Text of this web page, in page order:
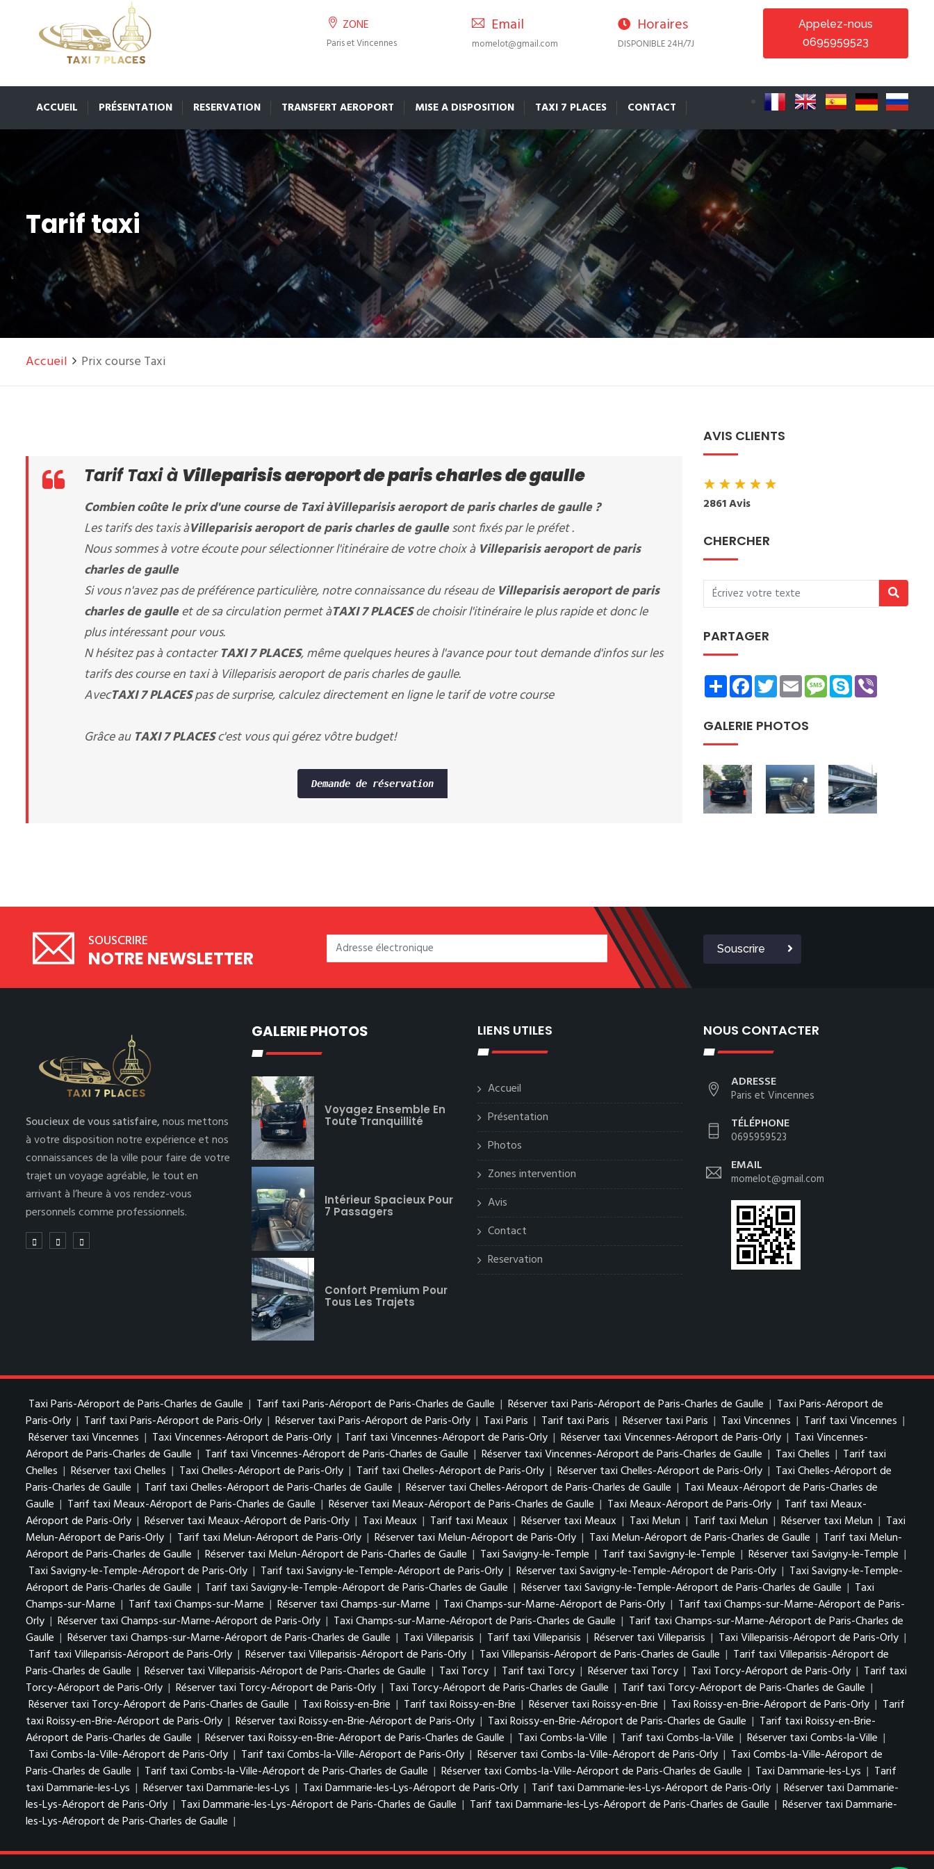
ZONE
Paris et Vincennes
Email
momelot@gmail.com
Horaires
DISPONIBLE 24H/7J
Appelez-nous
0695959523
ACCUEIL PRÉSENTATION RESERVATION TRANSFERT AEROPORT MISE A DISPOSITION TAXI 7 PLACES CONTACT
Tarif taxi
Accueil Prix course Taxi
Tarif Taxi à Villeparisis aeroport de paris charles de gaulle
Combien coûte le prix d'une course de Taxi àVilleparisis aeroport de paris charles de gaulle?
Les tarifs des taxis àVilleparisis aeroport de paris charles de gaullesont fixés par le préfet .
Nous sommes à votre écoute pour sélectionner l'itinéraire de votre choix à Villeparisis aeroport de paris
charles de gaulle
Si vous n'avez pas de préférence particulière, notre connaissance du réseau de Villeparisis aeroport de paris
charles de gaulleet de sa circulation permet àTAXI 7 PLACESde choisir l'itinéraire le plus rapide et donc le
plus intéressant pour vous.
N hésitez pas à contacterTAXI 7 PLACES, même quelques heures à l'avance pour tout demande d'infos sur les
tarifs des course en taxi à Villeparisis aeroport de paris charles de gaulle.
AvecTAXI 7 PLACESpas de surprise, calculez directement en ligne le tarif de votre course
Grâce au TAXI 7 PLACESc'est vous qui gérez vôtre budget!
Demande de réservation
AVIS CLIENTS
★★★★★
2861 Avis
CHERCHER
PARTAGER
ShareFacebookTwitterEmailMessage
Skype
GALERIE PHOTOS
SOUSCRIRE
NOTRE NEWSLETTER Souscrire
Soucieux de vous satisfaire,nous mettons
à votre disposition notre expérience et nos
connaissances de la ville pour faire de votre
trajet un voyage agréable, le tout en
arrivant à l’heure à vos rendez-vous
personnels comme professionnels.
GALERIE PHOTOS
Voyagez Ensemble En
Toute Tranquillité
Intérieur Spacieux Pour
7 Passagers
Confort Premium Pour
Tous Les Trajets
LIENS UTILES
Accueil
Présentation
Photos
Zones intervention
Avis
Contact
Reservation
NOUS CONTACTER
ADRESSE
Paris et Vincennes
TÉLÉPHONE
0695959523
EMAIL
momelot@gmail.com
Taxi Paris-Aéroport de Paris-Charles de Gaulle | Tarif taxi Paris-Aéroport de Paris-Charles de Gaulle | Réserver taxi Paris-Aéroport de Paris-Charles de Gaulle | Taxi Paris-Aéroport de
Paris-Orly | Tarif taxi Paris-Aéroport de Paris-Orly | Réserver taxi Paris-Aéroport de Paris-Orly | Taxi Paris | Tarif taxi Paris | Réserver taxi Paris | Taxi Vincennes | Tarif taxi Vincennes |
Réserver taxi Vincennes | Taxi Vincennes-Aéroport de Paris-Orly | Tarif taxi Vincennes-Aéroport de Paris-Orly | Réserver taxi Vincennes-Aéroport de Paris-Orly | Taxi Vincennes-
Aéroport de Paris-Charles de Gaulle | Tarif taxi Vincennes-Aéroport de Paris-Charles de Gaulle | Réserver taxi Vincennes-Aéroport de Paris-Charles de Gaulle | Taxi Chelles | Tarif taxi
Chelles | Réserver taxi Chelles | Taxi Chelles-Aéroport de Paris-Orly | Tarif taxi Chelles-Aéroport de Paris-Orly | Réserver taxi Chelles-Aéroport de Paris-Orly | Taxi Chelles-Aéroport de
Paris-Charles de Gaulle | Tarif taxi Chelles-Aéroport de Paris-Charles de Gaulle | Réserver taxi Chelles-Aéroport de Paris-Charles de Gaulle | Taxi Meaux-Aéroport de Paris-Charles de
Gaulle | Tarif taxi Meaux-Aéroport de Paris-Charles de Gaulle | Réserver taxi Meaux-Aéroport de Paris-Charles de Gaulle | Taxi Meaux-Aéroport de Paris-Orly | Tarif taxi Meaux-
Aéroport de Paris-Orly | Réserver taxi Meaux-Aéroport de Paris-Orly | Taxi Meaux | Tarif taxi Meaux | Réserver taxi Meaux | Taxi Melun | Tarif taxi Melun | Réserver taxi Melun | Taxi
Melun-Aéroport de Paris-Orly | Tarif taxi Melun-Aéroport de Paris-Orly | Réserver taxi Melun-Aéroport de Paris-Orly | Taxi Melun-Aéroport de Paris-Charles de Gaulle | Tarif taxi Melun-
Aéroport de Paris-Charles de Gaulle | Réserver taxi Melun-Aéroport de Paris-Charles de Gaulle | Taxi Savigny-le-Temple | Tarif taxi Savigny-le-Temple | Réserver taxi Savigny-le-Temple |
Taxi Savigny-le-Temple-Aéroport de Paris-Orly | Tarif taxi Savigny-le-Temple-Aéroport de Paris-Orly | Réserver taxi Savigny-le-Temple-Aéroport de Paris-Orly | Taxi Savigny-le-Temple-
Aéroport de Paris-Charles de Gaulle | Tarif taxi Savigny-le-Temple-Aéroport de Paris-Charles de Gaulle | Réserver taxi Savigny-le-Temple-Aéroport de Paris-Charles de Gaulle | Taxi
Champs-sur-Marne | Tarif taxi Champs-sur-Marne | Réserver taxi Champs-sur-Marne | Taxi Champs-sur-Marne-Aéroport de Paris-Orly | Tarif taxi Champs-sur-Marne-Aéroport de Paris-
Orly | Réserver taxi Champs-sur-Marne-Aéroport de Paris-Orly | Taxi Champs-sur-Marne-Aéroport de Paris-Charles de Gaulle | Tarif taxi Champs-sur-Marne-Aéroport de Paris-Charles de
Gaulle | Réserver taxi Champs-sur-Marne-Aéroport de Paris-Charles de Gaulle | Taxi Villeparisis | Tarif taxi Villeparisis | Réserver taxi Villeparisis | Taxi Villeparisis-Aéroport de Paris-Orly |
Tarif taxi Villeparisis-Aéroport de Paris-Orly | Réserver taxi Villeparisis-Aéroport de Paris-Orly | Taxi Villeparisis-Aéroport de Paris-Charles de Gaulle | Tarif taxi Villeparisis-Aéroport de
Paris-Charles de Gaulle | Réserver taxi Villeparisis-Aéroport de Paris-Charles de Gaulle | Taxi Torcy | Tarif taxi Torcy | Réserver taxi Torcy | Taxi Torcy-Aéroport de Paris-Orly | Tarif taxi
Torcy-Aéroport de Paris-Orly | Réserver taxi Torcy-Aéroport de Paris-Orly | Taxi Torcy-Aéroport de Paris-Charles de Gaulle | Tarif taxi Torcy-Aéroport de Paris-Charles de Gaulle |
Réserver taxi Torcy-Aéroport de Paris-Charles de Gaulle | Taxi Roissy-en-Brie | Tarif taxi Roissy-en-Brie | Réserver taxi Roissy-en-Brie | Taxi Roissy-en-Brie-Aéroport de Paris-Orly | Tarif
taxi Roissy-en-Brie-Aéroport de Paris-Orly | Réserver taxi Roissy-en-Brie-Aéroport de Paris-Orly | Taxi Roissy-en-Brie-Aéroport de Paris-Charles de Gaulle | Tarif taxi Roissy-en-Brie-
Aéroport de Paris-Charles de Gaulle | Réserver taxi Roissy-en-Brie-Aéroport de Paris-Charles de Gaulle | Taxi Combs-la-Ville | Tarif taxi Combs-la-Ville | Réserver taxi Combs-la-Ville |
Taxi Combs-la-Ville-Aéroport de Paris-Orly | Tarif taxi Combs-la-Ville-Aéroport de Paris-Orly | Réserver taxi Combs-la-Ville-Aéroport de Paris-Orly | Taxi Combs-la-Ville-Aéroport de
Paris-Charles de Gaulle | Tarif taxi Combs-la-Ville-Aéroport de Paris-Charles de Gaulle | Réserver taxi Combs-la-Ville-Aéroport de Paris-Charles de Gaulle | Taxi Dammarie-les-Lys | Tarif
taxi Dammarie-les-Lys | Réserver taxi Dammarie-les-Lys | Taxi Dammarie-les-Lys-Aéroport de Paris-Orly | Tarif taxi Dammarie-les-Lys-Aéroport de Paris-Orly | Réserver taxi Dammarie-
les-Lys-Aéroport de Paris-Orly | Taxi Dammarie-les-Lys-Aéroport de Paris-Charles de Gaulle | Tarif taxi Dammarie-les-Lys-Aéroport de Paris-Charles de Gaulle | Réserver taxi Dammarie-
les-Lys-Aéroport de Paris-Charles de Gaulle |